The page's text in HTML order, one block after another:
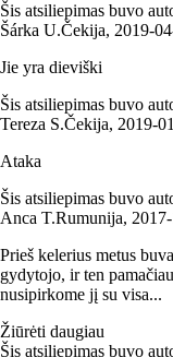
Šis atsiliepimas buvo
Šárka U.Čekija,
Jie yra dieviški
Šis atsiliepimas buvo
Tereza S.Čekija,
Ataka
Šis atsiliepimas buvo
Anca T.Rumunija,
Prieš kelerius metus
gydytojo, ir ten
nusipirkome jį su visa...
Žiūrėti daugiau
Šis atsiliepimas buvo